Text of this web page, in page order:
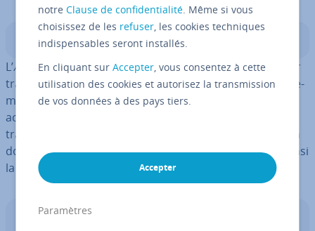
Sommaire
L’Auth Codeest un code de sécurité in­dis­pen­sable pour
trans­fé­rer un domaine entre deux bureaux d’en­re­gis­tre­
ment (re­gis­traires). Il sert de preuve que le titulaire
actuel du domaine a donné son accord explicite au
transfert. Sans ce code, il est im­pos­sible de déplacer un
domaine vers un nouveau four­nis­seur, ga­ran­tis­sant ainsi
la sécurité et la lé­gi­ti­mité de la procédure.
notreClause de confidentialité. Même si vous
choisissez de les refuser, les cookies techniques
indispensables seront installés.
En cliquant surAccepter, vous consentez à cette
utilisation des cookies et autorisez la transmission
de vos données à des pays tiers.
Accepter
Paramètres